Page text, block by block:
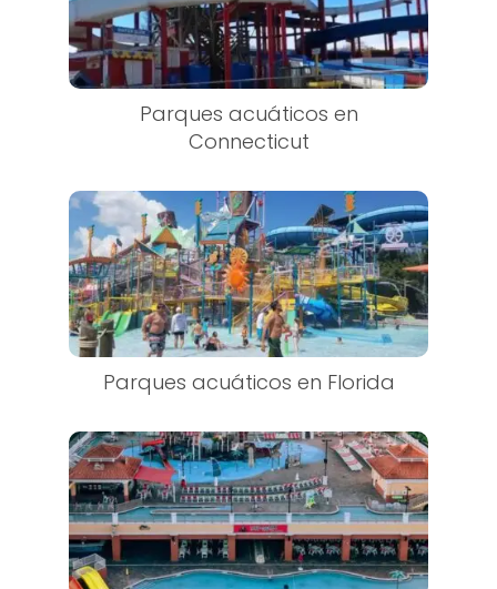
Parques acuáticos en
Connecticut
Parques acuáticos en Florida